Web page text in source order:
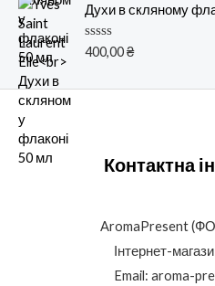
а
0
и
з
Духи в скляному
О
н
400,00₴
Контактна
AromaPresent
Інтернет-
Email: aroma-